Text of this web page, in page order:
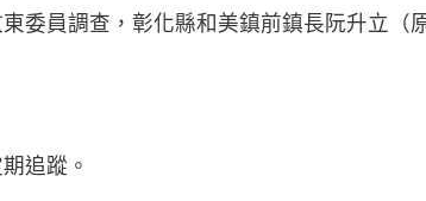
委員調查，彰化縣和美鎮前鎮長阮升立（
追蹤。